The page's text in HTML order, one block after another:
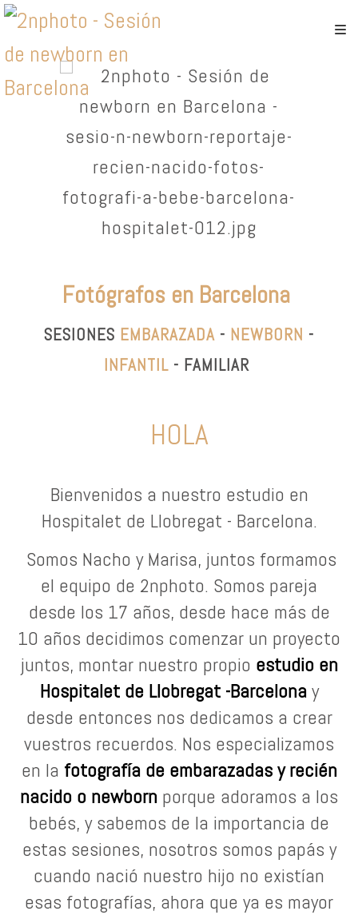
Fotógrafos en Barcelona
SESIONES EMBARAZADA - NEWBORN -
INFANTIL - FAMILIAR
HOLA
Bienvenidos a nuestro estudio en
Hospitalet de Llobregat - Barcelona.
Somos Nacho y Marisa, juntos formamos
el equipo de 2nphoto. Somos pareja
desde los 17 años, desde hace más de
10 años decidimos comenzar un proyecto
juntos, montar nuestro propio estudio en
Hospitalet de Llobregat -Barcelona y
desde entonces nos dedicamos a crear
vuestros recuerdos. Nos especializamos
en la fotografía de embarazadas y recién
nacido o newborn porque adoramos a los
bebés, y sabemos de la importancia de
estas sesiones, nosotros somos papás y
cuando nació nuestro hijo no existían
esas fotografías, ahora que ya es mayor